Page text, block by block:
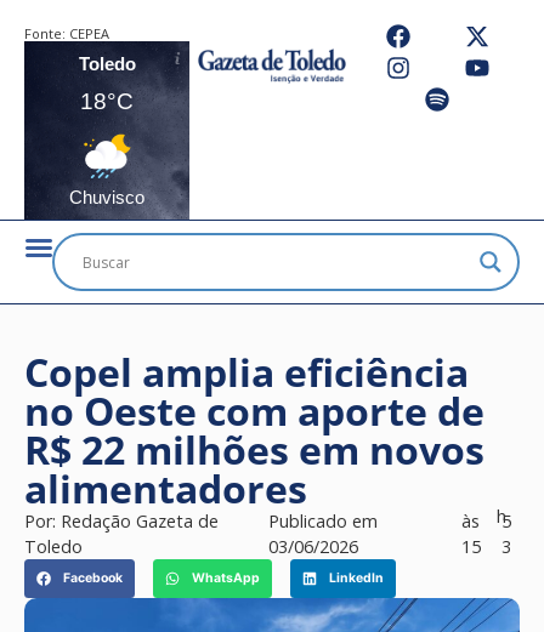
Fonte: CEPEA
Toledo
18°C
Chuvisco
Copel amplia eficiência
no Oeste com aporte de
R$ 22 milhões em novos
alimentadores
Por: Redação Gazeta de
Toledo
Publicado em
03/06/2026
às
15
h5
3
Facebook WhatsApp LinkedIn